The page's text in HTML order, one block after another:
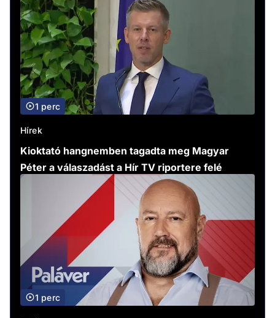
1 perc
Hírek
Kioktató hangnemben tagadta meg Magyar
Péter a válaszadást a Hír TV riportere felé
1 perc